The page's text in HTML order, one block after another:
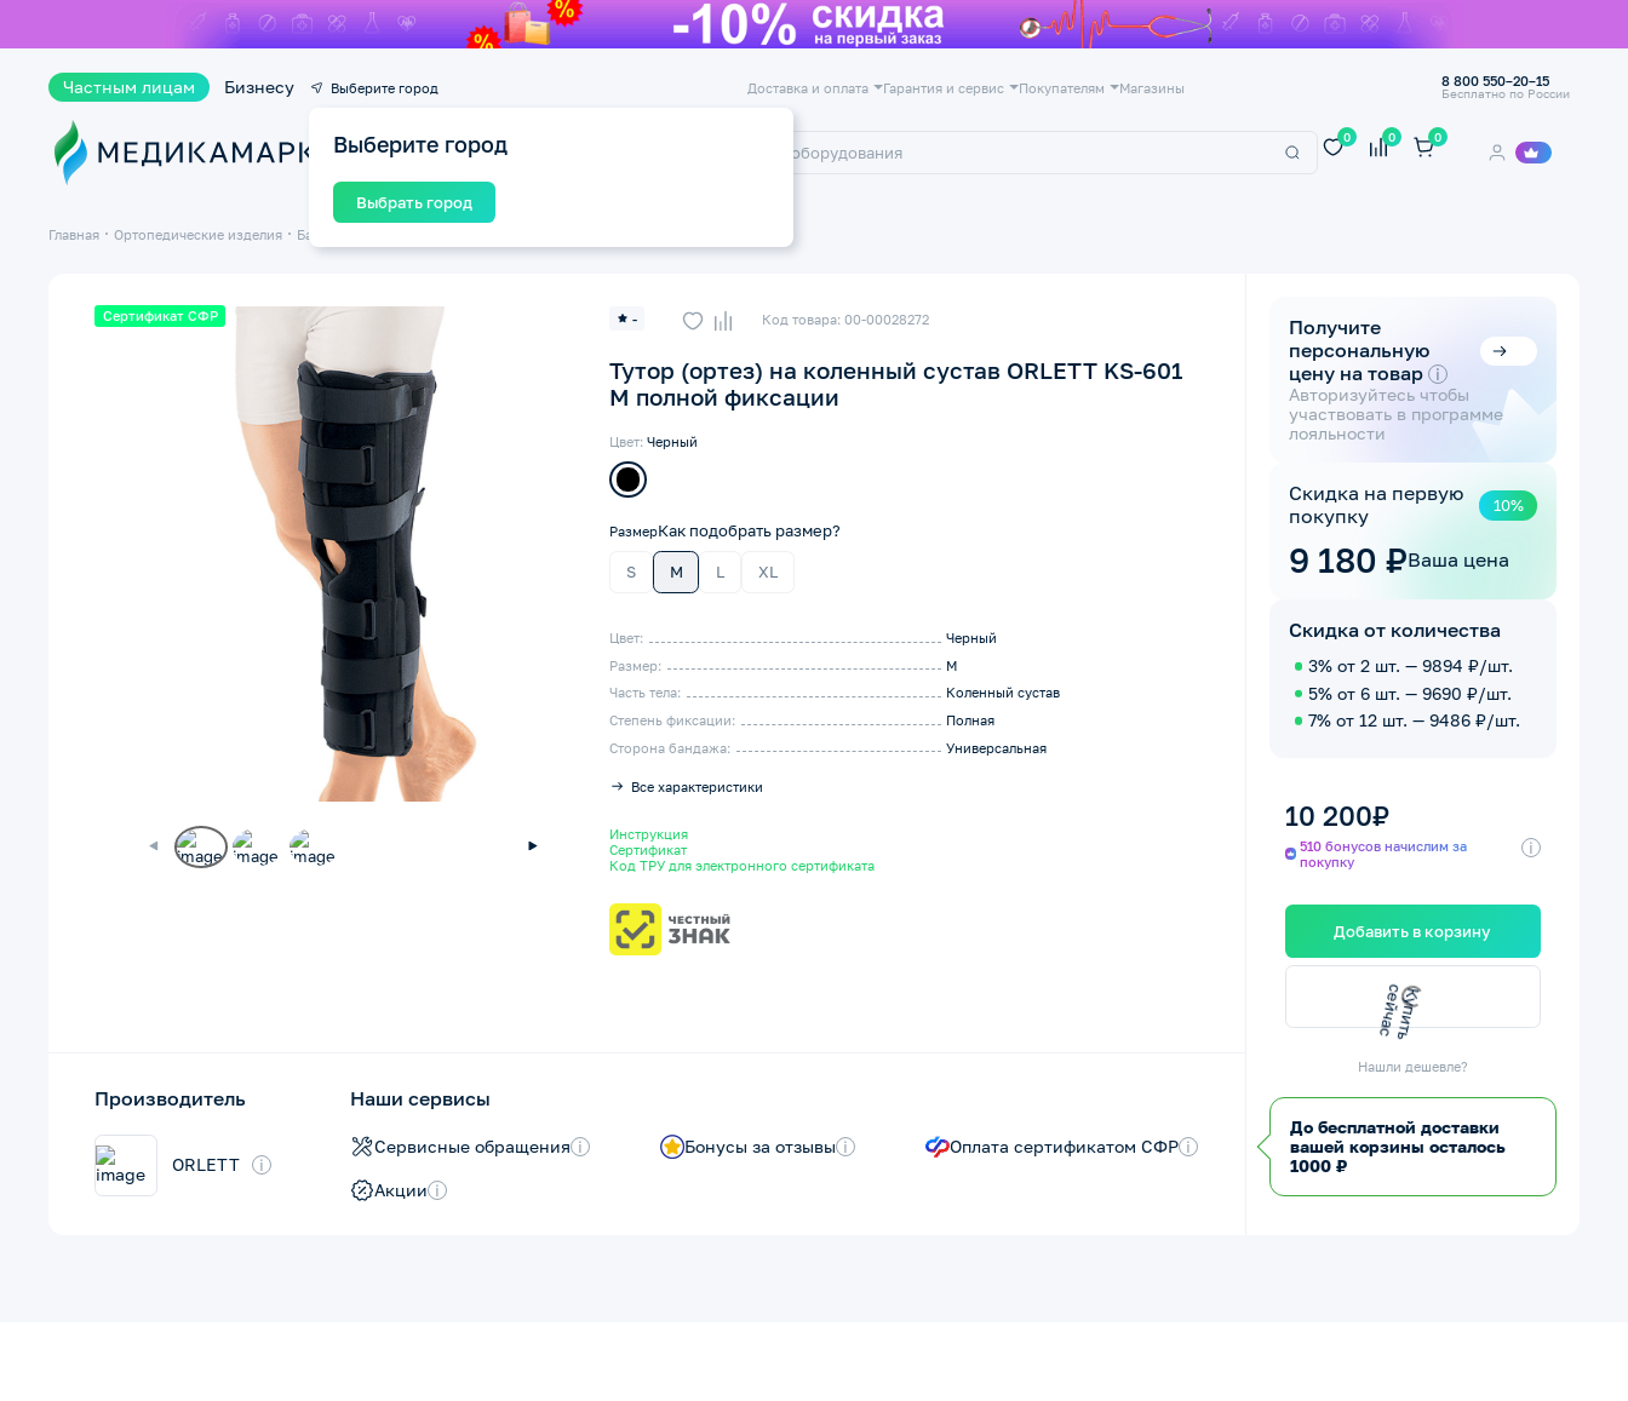
Частным лицам Бизнесу Выберите город
Выберите город
Выбрать город
Доставка и оплата Гарантия и сервис Покупателям Магазины 8 800 550–20–15
Бесплатно по России
Каталог
0 0 0
Главная Ортопедические изделия Бандажи и ортезы на суставы
Сертификат СФР - Код товара: 00-00028272
Тутор (ортез) на коленный сустав ORLETT KS-601
M полной фиксации
Цвет:Черный
РазмерКак подобрать размер?
S M L XL
Цвет:
Черный
Размер:
M
Часть тела:
Коленный сустав
Степень фиксации:
Полная
Сторона бандажа:
Универсальная
Все характеристики
Инструкция
Сертификат
Код ТРУ для электронного сертификата
Производитель
ORLETT i
Наши сервисы
Сервисные обращения i Бонусы за отзывы i Оплата сертификатом СФР i
Акции i
Получите
персональную
цену на товар i
Авторизуйтесь чтобы
участвовать в программе
лояльности
Скидка на первую
покупку
10%
9 180 ₽Ваша цена
Скидка от количества
3% от 2 шт. — 9894 ₽/шт.
5% от 6 шт. — 9690 ₽/шт.
7% от 12 шт. — 9486 ₽/шт.
10 200₽
510 бонусов начислим за
покупку
i
Добавить в корзину
К
у
п
и
т
ь
с
е
й
ч
а
с
Нашли дешевле?
До бесплатной доставки
вашей корзины осталось
1000 ₽